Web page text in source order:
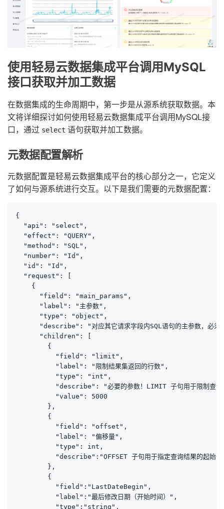
使用轻易云数据集成平台调用MySQL
接口获取并加工数据
在数据集成的生命周期中，第一步是从源系统获取数据。本
文将详细探讨如何使用轻易云数据集成平台调用MySQL接
口，通过 select 语句获取并加工数据。
元数据配置解析
元数据配置是轻易云数据集成平台的核心部分之一，它定义
了如何与源系统进行交互。以下是我们需要的元数据配置：
{
  "api": "select",
  "effect": "QUERY",
  "method": "SQL",
  "number": "Id",
  "id": "Id",
  "request": [
    {
      "field": "main_params",
      "label": "主参数",
      "type": "object",
"describe": "对应其它请求字段内SQL语句的主参数，必须
      "children": [
        {
          "field": "limit",
          "label": "限制结果集返回的行数",
          "type": "int",
"describe": "必要的参数！LIMIT 子句用于限制查询结
          "value": 5000
        },
        {
          "field": "offset",
          "label": "偏移量",
          "type": int,
"describe":"OFFSET 子句用于指定查询结果的起始位
        },
        {
          "field":"LastDateBegin",
          "label":"最后修改日期（开始时间）",
          "type":"string",